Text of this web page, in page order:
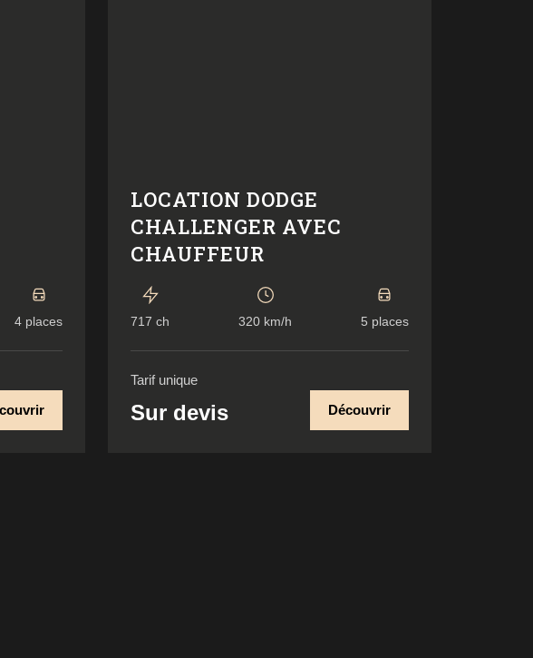
4 places
LOCATION DODGE
CHALLENGER AVEC
CHAUFFEUR
717 ch 320 km/h 5 places
Tarif unique
Sur devis Découvrir